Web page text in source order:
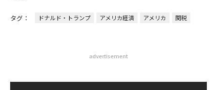
タグ： ドナルド・トランプ アメリカ経済 アメリカ 関税
advertisement